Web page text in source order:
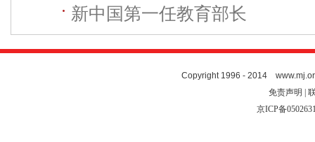
新中国第一任教育部长